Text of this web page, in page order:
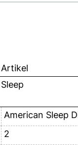
Artikel
Sleep
American Sleep
2